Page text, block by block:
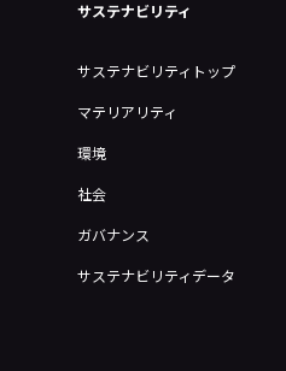
サステナビリティ
サステナビリティトップ
マテリアリティ
環境
社会
ガバナンス
サステナビリティデータ